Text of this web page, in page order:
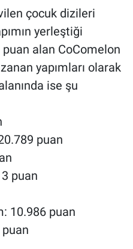
çocuk dizileri
yerleştiği
alan CoComelon
yapımları olarak
ise şu
puan
puan
10.986 puan